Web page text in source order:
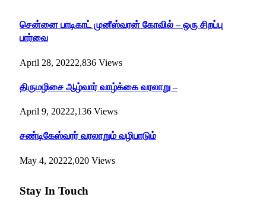
சென்னை பாடிகாட் முனீஸ்வரன் கோவில் – ஒரு சிறப்பு
பார்வை
April 28, 20222,836 Views
திருமழிசை ஆழ்வார் வாழ்க்கை வரலாறு –
April 9, 20222,136 Views
சண்டிகேஸ்வரர் வரலாறும் வழிபாடும்
May 4, 20222,020 Views
Stay In Touch